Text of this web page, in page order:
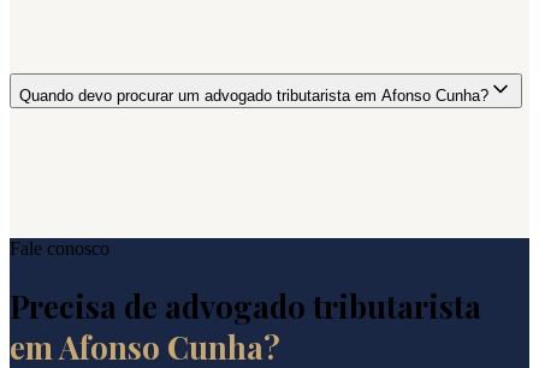
Quando devo procurar um advogado tributarista em Afonso Cunha?
Fale conosco
Precisa de advogado tributarista
em Afonso Cunha?